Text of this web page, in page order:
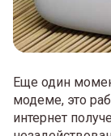
Еще один
модеме, это
интернет